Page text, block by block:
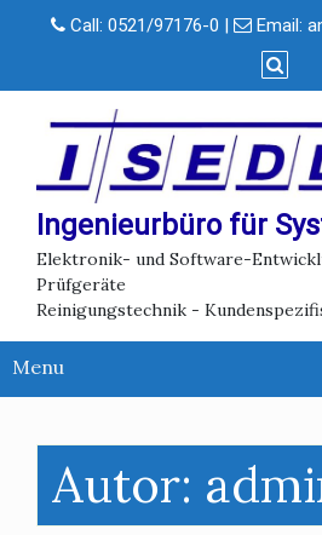
Call: 0521/97176-0 | Email:
Ingenieurbüro für
Elektronik- und Software-
Prüfgeräte
Reinigungstechnik -
Menu
Autor: